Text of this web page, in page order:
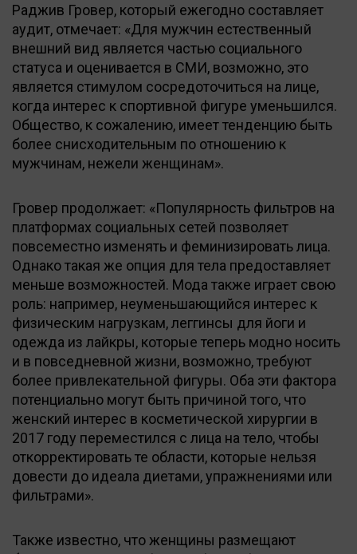
Раджив Гровер, который ежегодно составляет
аудит, отмечает: «Для мужчин естественный
внешний вид является частью социального
статуса и оценивается в СМИ, возможно, это
является стимулом сосредоточиться на лице,
когда интерес к спортивной фигуре уменьшился.
Общество, к сожалению, имеет тенденцию быть
более снисходительным по отношению к
мужчинам, нежели женщинам».
Гровер продолжает: «Популярность фильтров на
платформах социальных сетей позволяет
повсеместно изменять и феминизировать лица.
Однако такая же опция для тела предоставляет
меньше возможностей. Мода также играет свою
роль: например, неуменьшающийся интерес к
физическим нагрузкам, леггинсы для йоги и
одежда из лайкры, которые теперь модно носить
и в повседневной жизни, возможно, требуют
более привлекательной фигуры. Оба эти фактора
потенциально могут быть причиной того, что
женский интерес в косметической хирургии в
2017 году переместился с лица на тело, чтобы
откорректировать те области, которые нельзя
довести до идеала диетами, упражнениями или
фильтрами».
Также известно, что женщины размещают